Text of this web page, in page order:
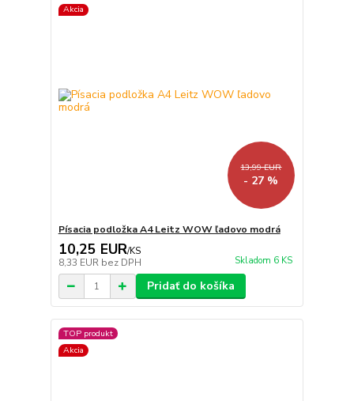
Akcia
13,99 EUR
- 27 %
Písacia podložka A4 Leitz WOW ľadovo modrá
10,25 EUR/KS
8,33 EUR bez DPH Skladom 6 KS
Pridať do košíka
TOP produkt
Akcia